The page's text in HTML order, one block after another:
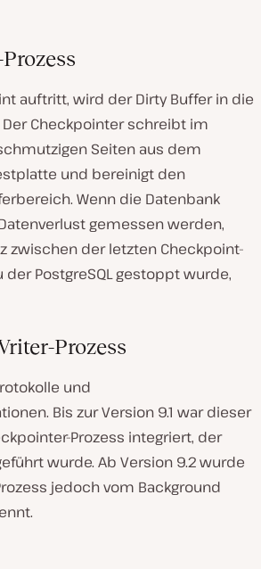
auftritt, wird der Dirty Buffer in die
Checkpointer schreibt im
Seiten aus dem
und bereinigt den
Wenn die Datenbank
gemessen werden,
zwischen der letzten Checkpoint-
der PostgreSQL gestoppt wurde,
Prozess
und
Bis zur Version 9.1 war dieser
Prozess integriert, der
wurde. Ab Version 9.2 wurde
jedoch vom Background